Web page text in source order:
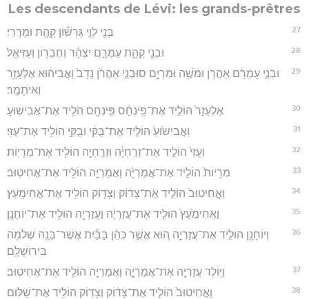
Les descendants de Lévi: les grands-prêtres
27 בְּנֵ֖י לֵוִ֑י גֵּרְשׁ֕וֹן קְהָ֖ת וּמְרָרִֽי׃
28 וּבְנֵ֖י קְהָ֑ת עַמְרָ֣ם יִצְהָ֔ר וְחֶבְר֖וֹן וְעֻזִּיאֵֽל׃
29
וּבְנֵ֣י עַמְרָ֔ם אַהֲרֹ֥ן וּמֹשֶׁ֖ה וּמִרְיָ֑ם סוּבְנֵ֣י אַהֲרֹ֔ן נָדָב֙ וַאֲבִיה֔וּא אֶלְעָזָ֖ר
וְאִיתָמָֽר׃
30 אֶלְעָזָר֙ הוֹלִ֣יד אֶת־פִּֽינְחָ֔ס פִּֽינְחָ֖ס הֹלִ֥יד אֶת־אֲבִישֽׁוּעַ׃
31 וַאֲבִישׁ֙וּעַ֙ הוֹלִ֣יד אֶת־בֻּקִּ֔י וּבֻקִּ֖י הוֹלִ֥יד אֶת־עֻזִּֽי׃
32 וְעֻזִּי֙ הוֹלִ֣יד אֶת־זְרַֽחְיָ֔ה וּֽזְרַֽחְיָ֖ה הוֹלִ֥יד אֶת־מְרָיֽוֹת׃
33 מְרָיוֹת֙ הוֹלִ֣יד אֶת־אֲמַרְיָ֔ה וַאֲמַרְיָ֖ה הוֹלִ֥יד אֶת־אֲחִיטֽוּב׃
34 וַאֲחִיטוּב֙ הוֹלִ֣יד אֶת־צָד֔וֹק וְצָד֖וֹק הוֹלִ֥יד אֶת־אֲחִימָֽעַץ׃
35 וַאֲחִימַ֙עַץ֙ הוֹלִ֣יד אֶת־עֲזַרְיָ֔ה וַעֲזַרְיָ֖ה הוֹלִ֥יד אֶת־יוֹחָנָֽן׃
36
וְיוֹחָנָ֖ן הוֹלִ֣יד אֶת־עֲזַרְיָ֑ה ה֚וּא אֲשֶׁ֣ר כִּהֵ֔ן בַּבַּ֕יִת אֲשֶׁר־בָּנָ֥ה שְׁלֹמֹ֖ה
בִּירוּשָׁלִָֽם׃
37 וַיּ֥וֹלֶד עֲזַרְיָ֖ה אֶת־אֲמַרְיָ֑ה וַאֲמַרְיָ֖ה הוֹלִ֥יד אֶת־אֲחִיטֽוּב׃
38 וַאֲחִיטוּב֙ הוֹלִ֣יד אֶת־צָד֔וֹק וְצָד֖וֹק הוֹלִ֥יד אֶת־שַׁלּֽוּם׃